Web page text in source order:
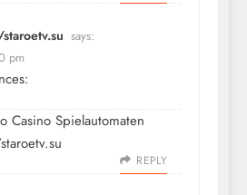
says:
pm
Casino Spielautomaten
REPLY